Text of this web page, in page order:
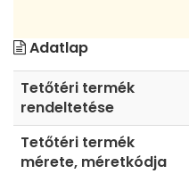
Adatlap
Tetőtéri termék
rendeltetése
Tetőtéri termék
mérete, méretkódja